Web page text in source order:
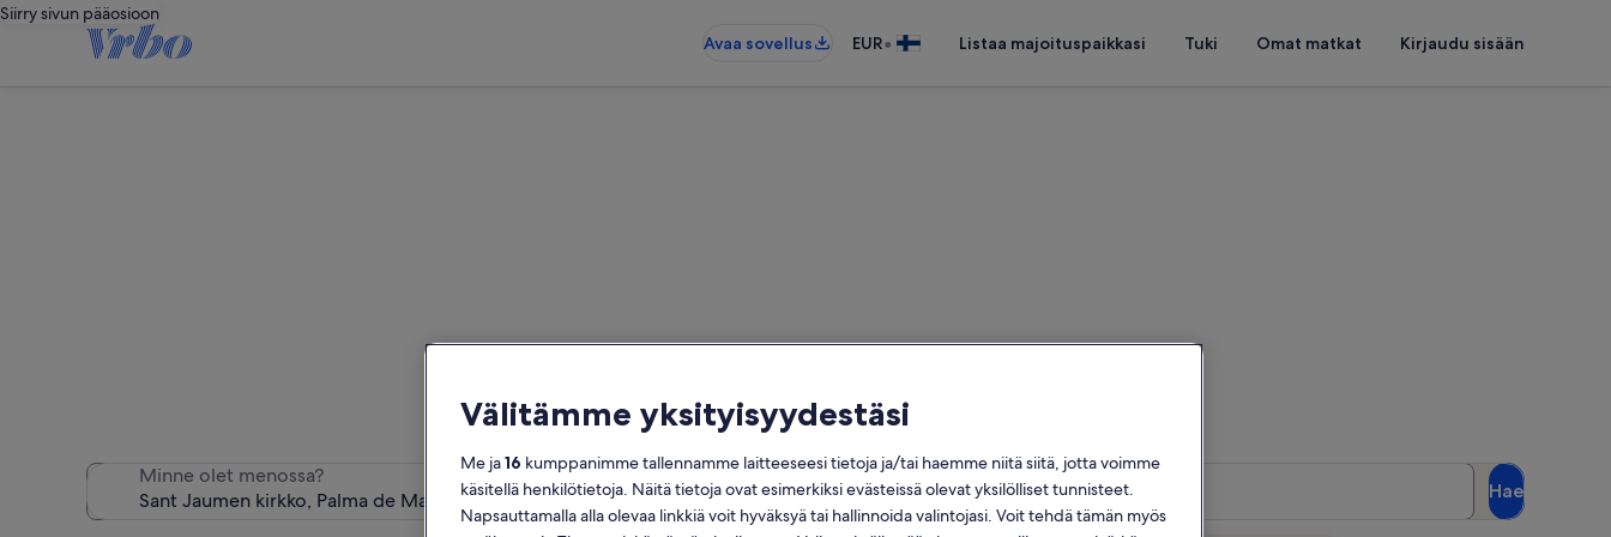
Siirry sivun pääosioon
Avaa sovellus
EUR• Listaa majoituspaikkasi Tuki Omat matkat Kirjaudu sisään
Sant Jaumen kirkko − lähellä olevia loma-asuntoja
Löysimme 2 770 loma-asuntoa – anna haluamasi päivät
Minne olet menossa? Päivämäärät
Asiakkaat
2 asiakasta
Hae
Välitämme yksityisyydestäsi
Me ja16 kumppanimme tallennamme laitteeseesi tietoja ja/tai haemme niitä siitä, jotta voimme
käsitellä henkilötietoja. Näitä tietoja ovat esimerkiksi evästeissä olevat yksilölliset tunnisteet.
Napsauttamalla alla olevaa linkkiä voit hyväksyä tai hallinnoida valintojasi. Voit tehdä tämän myös